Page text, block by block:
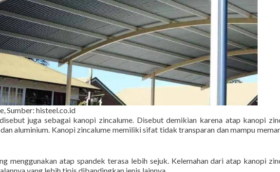
Sumber: histeel.co.id
juga sebagai kanopi zincalume. Disebut demikian karena atap kanopi
aluminium. Kanopi zincalume memiliki sifat tidak transparan dan mampu
menggunakan atap spandek terasa lebih sejuk. Kelemahan dari atap kanopi